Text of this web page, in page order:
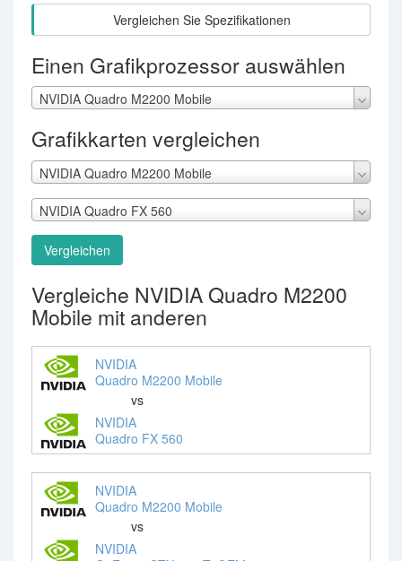
Vergleichen Sie Spezifikationen
Einen Grafikprozessor auswählen
NVIDIA Quadro M2200 Mobile
Grafikkarten vergleichen
NVIDIA Quadro M2200 Mobile
NVIDIA Quadro FX 560
Vergleichen
Vergleiche NVIDIA Quadro M2200
Mobile mit anderen
NVIDIA
Quadro M2200 Mobile
vs
NVIDIA
Quadro FX 560
NVIDIA
Quadro M2200 Mobile
vs
NVIDIA